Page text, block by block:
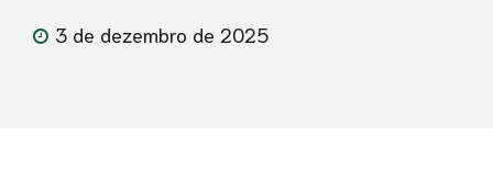
3 de dezembro de 2025